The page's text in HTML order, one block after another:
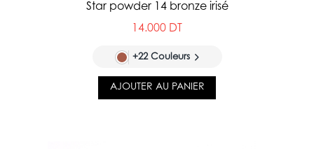
Star powder 14 bronze irisé
14.000 DT
+22 Couleurs
AJOUTER AU PANIER